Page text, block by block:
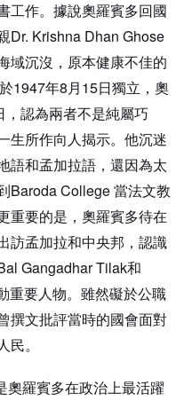
工作。據說奧羅賓多回國
Dr. Krishna Dhan Ghose
域沉沒，原本健康不佳的
1947年8 月 15日獨立，奧
，認為兩者不是純屬巧
生所作向人揭示。他沉迷
語和孟加拉語，還因為太
Baroda College 當法文教
重要的是，奧羅賓多待在
訪孟加拉和中央邦 ，認識
Gangadhar Tilak和
重要人物。 雖然礙於公職
撰文批評當時的國會面對
民。
奧羅賓多在政治上最活躍